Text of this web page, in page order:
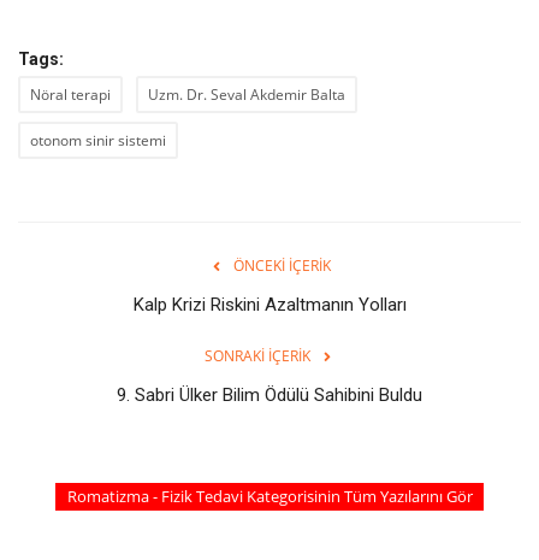
Tags:
Nöral terapi Uzm. Dr. Seval Akdemir Balta
otonom sinir sistemi
ÖNCEKI İÇERIK
Kalp Krizi Riskini Azaltmanın Yolları
SONRAKI İÇERIK
9. Sabri Ülker Bilim Ödülü Sahibini Buldu
Romatizma - Fizik Tedavi Kategorisinin Tüm Yazılarını Gör